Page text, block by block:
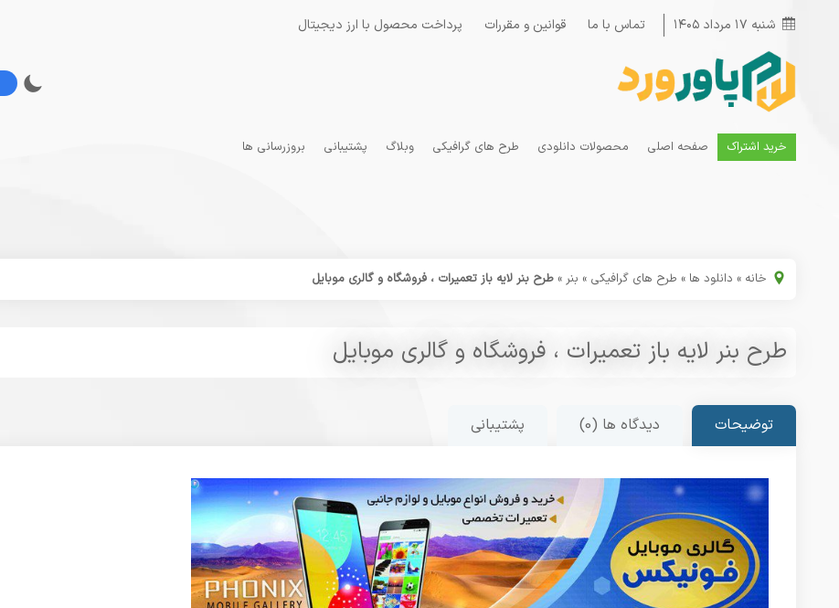
شنبه ۱۷ مرداد ۱۴۰۵ تماس با ما قوانین و مقررات پرداخت محصول با ارز دیجیتال
خرید اشتراک صفحه اصلی محصولات دانلودی طرح های گرافیکی وبلاگ پشتیبانی بروزرسانی ها
خانه » دانلود ها » طرح های گرافیکی » بنر » طرح بنر لایه باز تعمیرات ، فروشگاه و گالری موبایل
طرح بنر لایه باز تعمیرات ، فروشگاه و گالری موبایل
توضیحات دیدگاه ها (0) پشتیبانی